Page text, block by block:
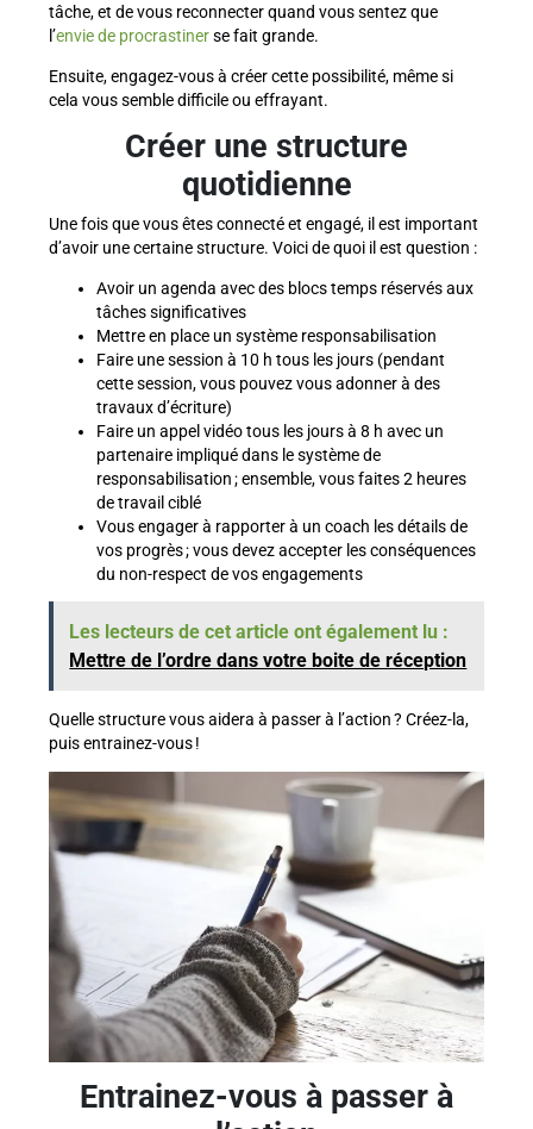
tâche, et de vous reconnecter quand vous sentez que
l’envie de procrastinerse fait grande.
Ensuite, engagez-vous à créer cette possibilité, même si
cela vous semble difficile ou effrayant.
Créer une structure
quotidienne
Une fois que vous êtes connecté et engagé, il est important
d’avoir une certaine structure. Voici de quoi il est question :
Avoir un agenda avec des blocs temps réservés aux
tâches significatives
Mettre en place un système responsabilisation
Faire une session à 10 h tous les jours (pendant
cette session, vous pouvez vous adonner à des
travaux d’écriture)
Faire un appel vidéo tous les jours à 8 h avec un
partenaire impliqué dans le système de
responsabilisation ; ensemble, vous faites 2 heures
de travail ciblé
Vous engager à rapporter à un coach les détails de
vos progrès ; vous devez accepter les conséquences
du non-respect de vos engagements
Les lecteurs de cet article ont également lu :
Mettre de l’ordre dans votre boite de réception
Quelle structure vous aidera à passer à l’action ? Créez-la,
puis entrainez-vous !
Entrainez-vous à passer à